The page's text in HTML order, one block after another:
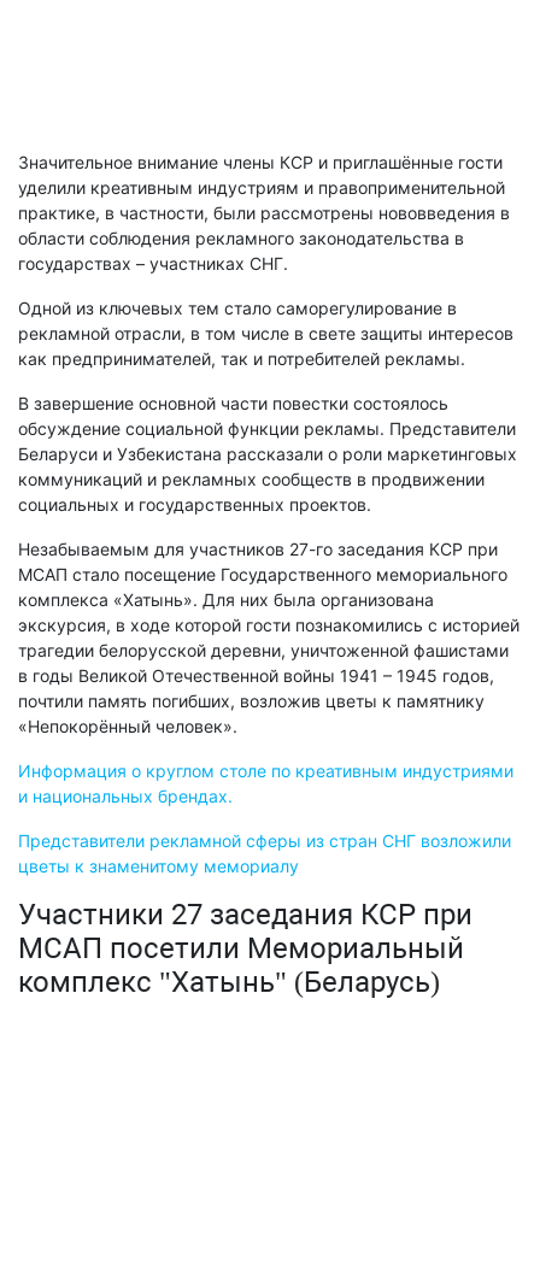
Значительное внимание члены КСР и приглашённые гости
уделили креативным индустриям и правоприменительной
практике, в частности, были рассмотрены нововведения в
области соблюдения рекламного законодательства в
государствах – участниках СНГ.
Одной из ключевых тем стало саморегулирование в
рекламной отрасли, в том числе в свете защиты интересов
как предпринимателей, так и потребителей рекламы.
В завершение основной части повестки состоялось
обсуждение социальной функции рекламы. Представители
Беларуси и Узбекистана рассказали о роли маркетинговых
коммуникаций и рекламных сообществ в продвижении
социальных и государственных проектов.
Незабываемым для участников 27-го заседания КСР при
МСАП стало посещение Государственного мемориального
комплекса «Хатынь». Для них была организована
экскурсия, в ходе которой гости познакомились с историей
трагедии белорусской деревни, уничтоженной фашистами
в годы Великой Отечественной войны 1941 – 1945 годов,
почтили память погибших, возложив цветы к памятнику
«Непокорённый человек».
Информация о круглом столе по креативным индустриями
и национальных брендах.
Представители рекламной сферы из стран СНГ возложили
цветы к знаменитому мемориалу
Участники 27 заседания КСР при
МСАП посетили Мемориальный
комплекс "Хатынь" (Беларусь)